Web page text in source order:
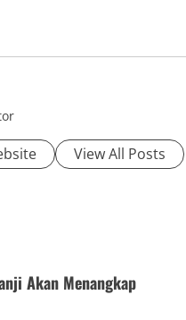
View All Posts
Akan Menangkap